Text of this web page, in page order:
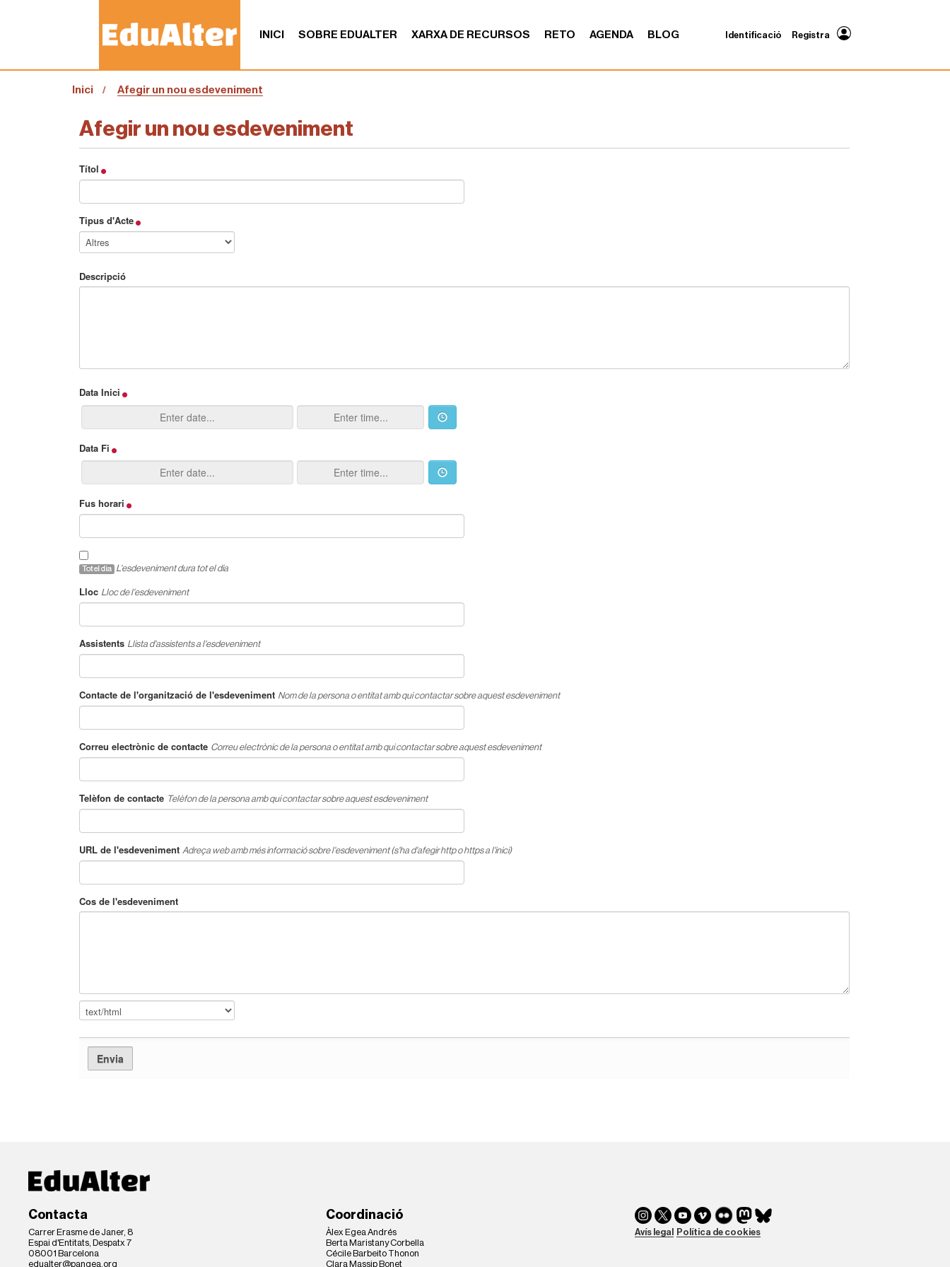
INICI SOBRE EDUALTER XARXA DE RECURSOS RETO AGENDA BLOG Identificació Registra
oInici Afegir un nou esdeveniment
Afegir un nou esdeveniment
Títol
Tipus d'Acte
Descripció
Data Inici
Data Fi
Fus horari
Tot el dia L'esdeveniment dura tot el dia
Lloc Lloc de l'esdeveniment
Assistents Llista d'assistents a l'esdeveniment
Contacte de l'organització de l'esdeveniment Nom de la persona o entitat amb qui contactar sobre aquest esdeveniment
Correu electrònic de contacte Correu electrònic de la persona o entitat amb qui contactar sobre aquest esdeveniment
Telèfon de contacte Telèfon de la persona amb qui contactar sobre aquest esdeveniment
URL de l'esdeveniment Adreça web amb més informació sobre l'esdeveniment (s'ha d'afegir http o https a l'inici)
Cos de l'esdeveniment
Contacta
Carrer Erasme de Janer, 8
Espai d'Entitats, Despatx 7
08001 Barcelona
edualter@pangea.org
Coordinació
Àlex Egea Andrés
Berta Maristany Corbella
Cécile Barbeito Thonon
Clara Massip Bonet
Avís legal Política de cookies